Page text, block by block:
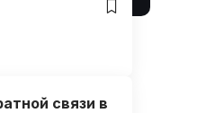
связи в